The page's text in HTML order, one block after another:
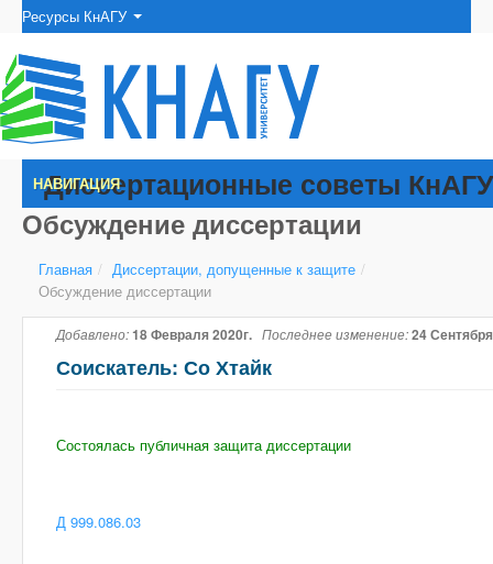
Ресурсы КнАГУ
Диссертационные советы КнАГУ
НАВИГАЦИЯ
Обсуждение диссертации
Главная / Диссертации, допущенные к защите /
Обсуждение диссертации
Добавлено:18 Февраля 2020г. Последнее изменение:24
Соискатель: Со Хтайк
Состоялась публичная защита диссертации
Д 999.086.03